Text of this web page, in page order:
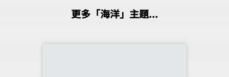
更多「海洋」主題...